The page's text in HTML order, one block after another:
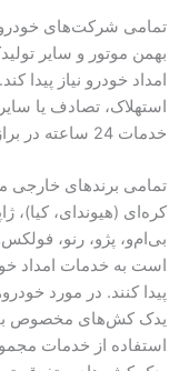
تمامی شرکت‌های
بهمن موتور و سایر
امداد خودرو نیاز پیدا
استهلاک، تصادف یا
خدمات 24 ساعته در برازنده اصفهان ارائه میدهد.
تمامی برندهای خارجی
کره‌ای (هیوندای، کیا)،
بی‌ام‌و، پژو، رنو،
است به خدمات امداد
پیدا کنند. در مورد
یدک کش‌های مخصوص با
استفاده از خدمات